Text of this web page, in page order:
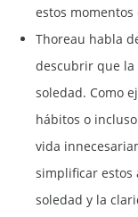
estos momentos
Thoreau habla
descubrir que la
soledad. Como
hábitos o
vida
simplificar estos
soledad y la